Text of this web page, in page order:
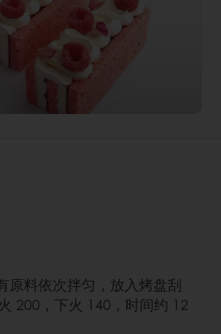
原料依次拌匀，放入烤盘刮
200，下火 140，时间约 12